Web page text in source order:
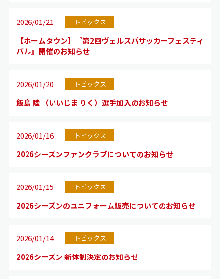
2026/01/21 トピックス
【ホームタウン】『第2回ヴェルスパサッカーフェスティ
バル』開催のお知らせ
2026/01/20 トピックス
飯島 陸 （いいじま りく）選手加入のお知らせ
2026/01/16 トピックス
2026シーズンファンクラブについてのお知らせ
2026/01/15 トピックス
2026シーズンのユニフォーム販売についてのお知らせ
2026/01/14 トピックス
2026シーズン 新体制決定のお知らせ